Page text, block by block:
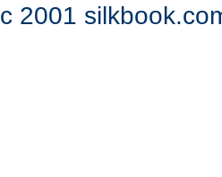
c 2001